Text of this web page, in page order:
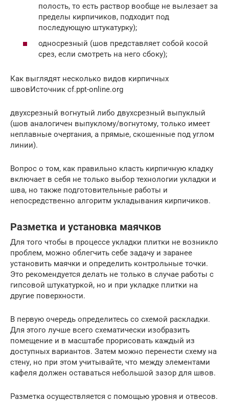
полость, то есть раствор вообще не вылезает за
пределы кирпичиков, подходит под
последующую штукатурку);
односрезный (шов представляет собой косой
срез, если смотреть на него сбоку);
Как выглядят несколько видов кирпичных
швовИсточник cf.ppt-online.org
двухсрезный вогнутый либо двухсрезный выпуклый
(шов аналогичен выпуклому/вогнутому, только имеет
неплавные очертания, а прямые, скошенные под углом
линии).
Вопрос о том, как правильно класть кирпичную кладку
включает в себя не только выбор технологии укладки и
шва, но также подготовительные работы и
непосредственно алгоритм укладывания кирпичиков.
Разметка и установка маячков
Для того чтобы в процессе укладки плитки не возникло
проблем, можно облегчить себе задачу и заранее
установить маячки и определить контрольные точки.
Это рекомендуется делать не только в случае работы с
гипсовой штукатуркой, но и при укладке плитки на
другие поверхности.
В первую очередь определитесь со схемой раскладки.
Для этого лучше всего схематически изобразить
помещение и в масштабе прорисовать каждый из
доступных вариантов. Затем можно перенести схему на
стену, но при этом учитывайте, что между элементами
кафеля должен оставаться небольшой зазор для швов.
Разметка осуществляется с помощью уровня и отвесов.